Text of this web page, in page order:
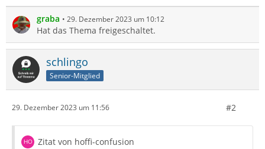
graba 29. Dezember 2023 um 10:12
Hat das Thema freigeschaltet.
schlingo
Senior-Mitglied
29. Dezember 2023 um 11:56 #2
Zitat von hoffi-confusion